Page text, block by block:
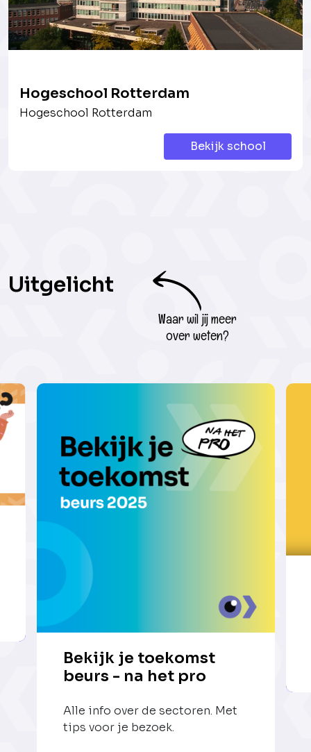
Hogeschool Rotterdam
Hogeschool Rotterdam
Bekijk school
Uitgelicht
Waar wil jij meer
over weten?
Bekijk je toekomst
beurs - na het pro
Alle info over de sectoren. Met
tips voor je bezoek.